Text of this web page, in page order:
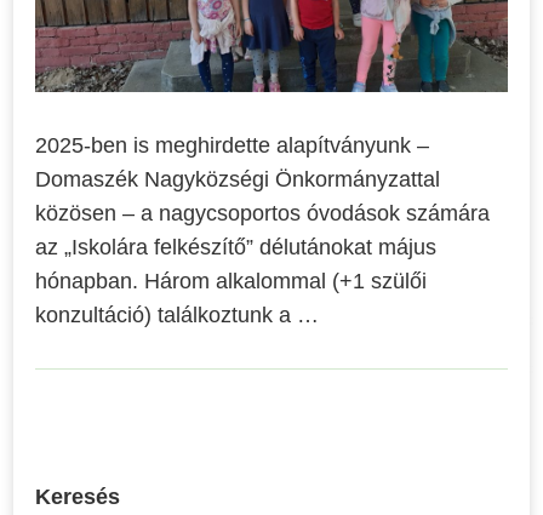
2025-ben is meghirdette alapítványunk –
Domaszék Nagyközségi Önkormányzattal
közösen – a nagycsoportos óvodások számára
az „Iskolára felkészítő” délutánokat május
hónapban. Három alkalommal (+1 szülői
konzultáció) találkoztunk a …
Keresés